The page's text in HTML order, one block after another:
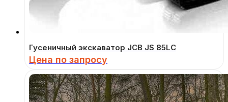
Гусеничный экскаватор JCB JS 85LC
Цена по запросу